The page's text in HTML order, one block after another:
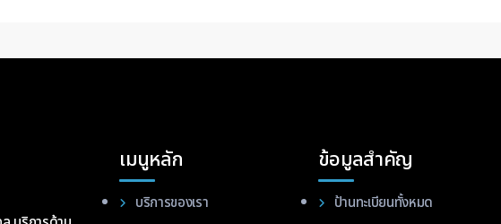
เมนูหลัก
บริการของเรา
ข้อมูลสำคัญ
ป้านทะเบียนทั้งหมด